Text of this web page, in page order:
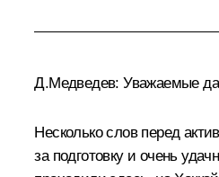
Д.Медведев: Уважаемые
Несколько слов перед
за подготовку и очень